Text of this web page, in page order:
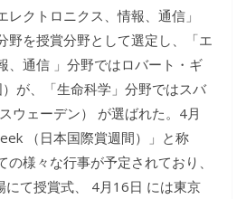
クトロニクス、情報、通信」
野を授賞分野として選定し、「エ
、通信 」分野ではロバート・ギ
が、「生命科学」分野ではスバ
ウェーデン） が選ばれた。4月
（日本国際賞週間）」と称
の様々な行事が予定されており、
にて授賞式、 4月16日 には東京